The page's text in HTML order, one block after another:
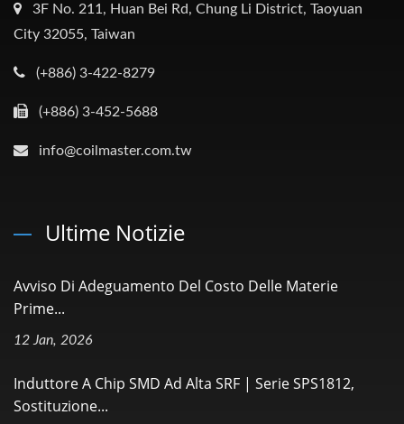
3F No. 211, Huan Bei Rd, Chung Li District, Taoyuan
City 32055, Taiwan
(+886) 3-422-8279
(+886) 3-452-5688
info@coilmaster.com.tw
Ultime Notizie
Avviso Di Adeguamento Del Costo Delle Materie
Prime...
12 Jan, 2026
Induttore A Chip SMD Ad Alta SRF | Serie SPS1812,
Sostituzione...